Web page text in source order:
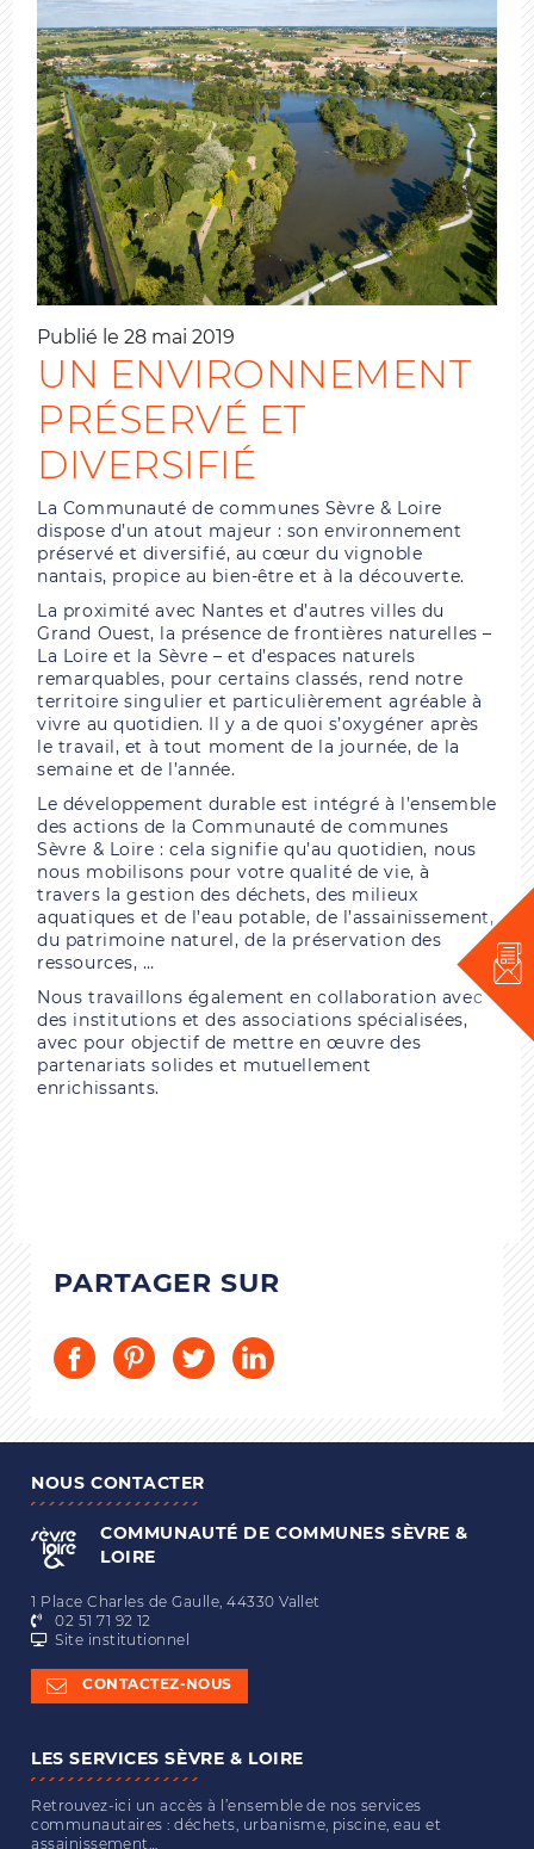
Publié le 28 mai 2019
UN ENVIRONNEMENT
PRÉSERVÉ ET
DIVERSIFIÉ
La Communauté de communes Sèvre & Loire
dispose d’un atout majeur : son environnement
préservé et diversifié, au cœur du vignoble
nantais, propice au bien-être et à la découverte.
La proximité avec Nantes et d’autres villes du
Grand Ouest, la présence de frontières naturelles –
La Loire et la Sèvre – et d’espaces naturels
remarquables, pour certains classés, rend notre
territoire singulier et particulièrement agréable à
vivre au quotidien. Il y a de quoi s’oxygéner après
le travail, et à tout moment de la journée, de la
semaine et de l’année.
Le développement durable est intégré à l’ensemble
des actions de la Communauté de communes
Sèvre & Loire : cela signifie qu’au quotidien, nous
nous mobilisons pour votre qualité de vie, à
travers la gestion des déchets, des milieux
aquatiques et de l’eau potable, de l’assainissement,
du patrimoine naturel, de la préservation des
ressources, …
Nous travaillons également en collaboration avec
des institutions et des associations spécialisées,
avec pour objectif de mettre en œuvre des
partenariats solides et mutuellement
enrichissants.
PARTAGER SUR
NOUS CONTACTER
COMMUNAUTÉ DE COMMUNESSÈVRE &
LOIRE
1 Place Charles de Gaulle, 44330 Vallet
02 51 71 92 12
Site institutionnel
CONTACTEZ-NOUS
LES SERVICES SÈVRE & LOIRE
Retrouvez-ici un accès à l’ensemble de nos services
communautaires : déchets, urbanisme, piscine, eau et
assainissement…